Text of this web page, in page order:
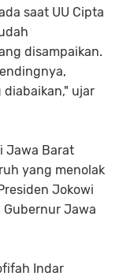
saat UU Cipta
disampaikan.
ujar
Jawa Barat
yang menolak
Jokowi
Gubernur Jawa
Indar